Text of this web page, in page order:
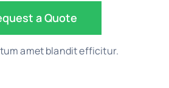
a Quote
amet blandit efficitur.